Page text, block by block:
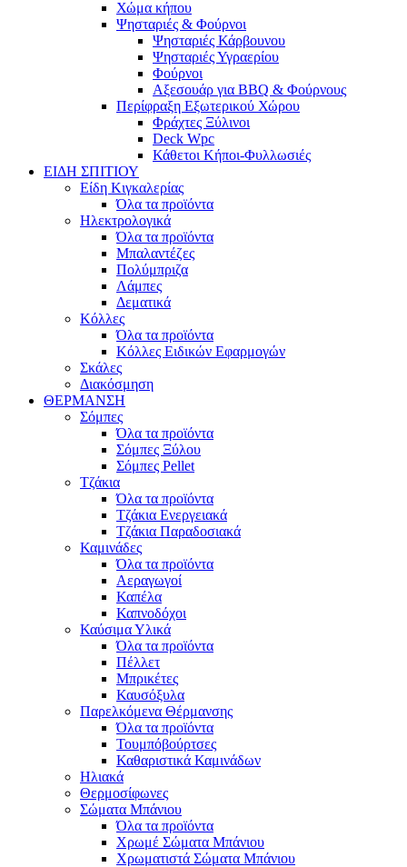
Χώμα κήπου
Ψησταριές & Φούρνοι
Ψησταριές Κάρβουνου
Ψησταριές Υγραερίου
Φούρνοι
Αξεσουάρ για BBQ & Φούρνους
Περίφραξη Εξωτερικού Χώρου
Φράχτες Ξύλινοι
Deck Wpc
Κάθετοι Κήποι-Φυλλωσιές
ΕΙΔΗ ΣΠΙΤΙΟΥ
Είδη Κιγκαλερίας
Όλα τα προϊόντα
Ηλεκτρολογικά
Όλα τα προϊόντα
Μπαλαντέζες
Πολύμπριζα
Λάμπες
Δεματικά
Κόλλες
Όλα τα προϊόντα
Κόλλες Ειδικών Εφαρμογών
Σκάλες
Διακόσμηση
ΘΕΡΜΑΝΣΗ
Σόμπες
Όλα τα προϊόντα
Σόμπες Ξύλου
Σόμπες Pellet
Τζάκια
Όλα τα προϊόντα
Τζάκια Ενεργειακά
Τζάκια Παραδοσιακά
Καμινάδες
Όλα τα προϊόντα
Αεραγωγοί
Καπέλα
Καπνοδόχοι
Καύσιμα Υλικά
Όλα τα προϊόντα
Πέλλετ
Μπρικέτες
Καυσόξυλα
Παρελκόμενα Θέρμανσης
Όλα τα προϊόντα
Τουμπόβούρτσες
Καθαριστικά Καμινάδων
Ηλιακά
Θερμοσίφωνες
Σώματα Μπάνιου
Όλα τα προϊόντα
Χρωμέ Σώματα Μπάνιου
Χρωματιστά Σώματα Μπάνιου